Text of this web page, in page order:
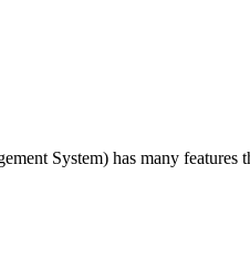
System) has many